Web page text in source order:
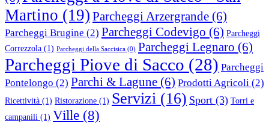
Martino (19) Parcheggi Arzergrande (6)
Parcheggi Brugine (2) Parcheggi Codevigo (6) Parcheggi
Correzzola (1) Parcheggi della Saccisica (0) Parcheggi Legnaro (6)
Parcheggi Piove di Sacco (28) Parcheggi
Pontelongo (2) Parchi & Lagune (6) Prodotti Agricoli (2)
Ricettività (1) Ristorazione (1) Servizi (16) Sport (3) Torri e
campanili (1) Ville (8)